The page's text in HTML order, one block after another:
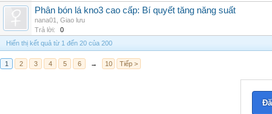
Phân bón lá kno3 cao cấp: Bí quyết tăng năng suất
nana01
Giao lưu
Trả lời:
0
Hiển thị kết quả từ 1 đến 20 của 200
1 2 3 4 5 6 → 10 Tiếp >